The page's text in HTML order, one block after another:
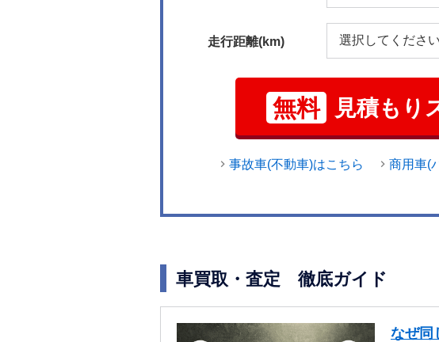
走行距離(km)
無料 見積もり
事故車(不動車)はこちら 商用車(
車買取・査定 徹底ガイド
なぜ同